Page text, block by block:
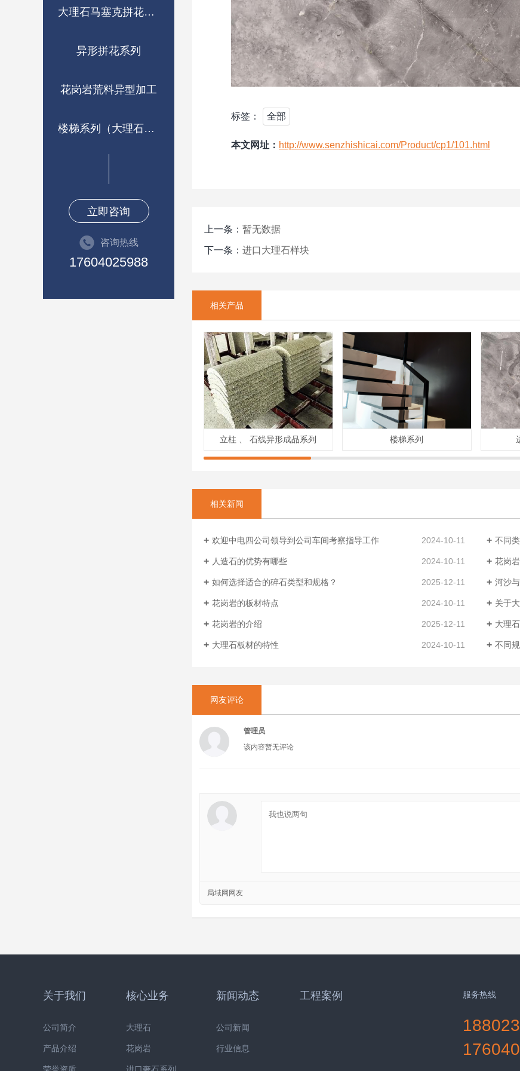
大理石马塞克拼花系列
异形拼花系列
花岗岩荒料异型加工
楼梯系列（大理石，岩板）
立即咨询
咨询热线
17604025988
标签： 全部
本文网址： http://www.senzhishicai.com/Product/cp1/101.html
上一条： 暂无数据
下一条： 进口大理石样块
相关产品
立柱 、 石线异形成品系列 楼梯系列
相关新闻
欢迎中电四公司领导到公司车间考察指导工作 2024-10-11 不同
人造石的优势有哪些 2024-10-11 花岗
如何选择适合的碎石类型和规格？ 2025-12-11 河沙
花岗岩的板材特点 2024-10-11 关于
花岗岩的介绍 2025-12-11 大理
大理石板材的特性 2024-10-11 不同
网友评论
管理员
该内容暂无评论
局域网网友
关于我们
公司简介
产品介绍
核心业务
大理石
花岗岩
新闻动态
公司新闻
行业信息
工程案例 服务热线